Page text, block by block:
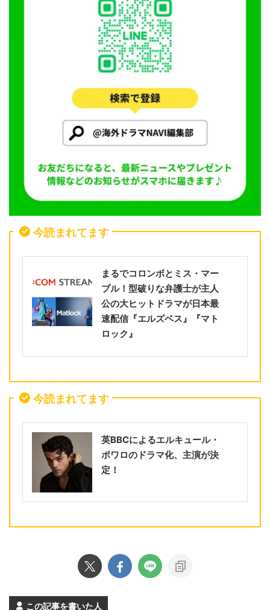
今読まれてます
まるでコロンボとミス・マー
プル！型破りな弁護士が主人
公の大ヒットドラマが日本最
速配信『エルズベス』『マト
ロック』
今読まれてます
英BBCによるエルキュール・
ポワロのドラマ化、主演が決
定！
この記事を書いた人